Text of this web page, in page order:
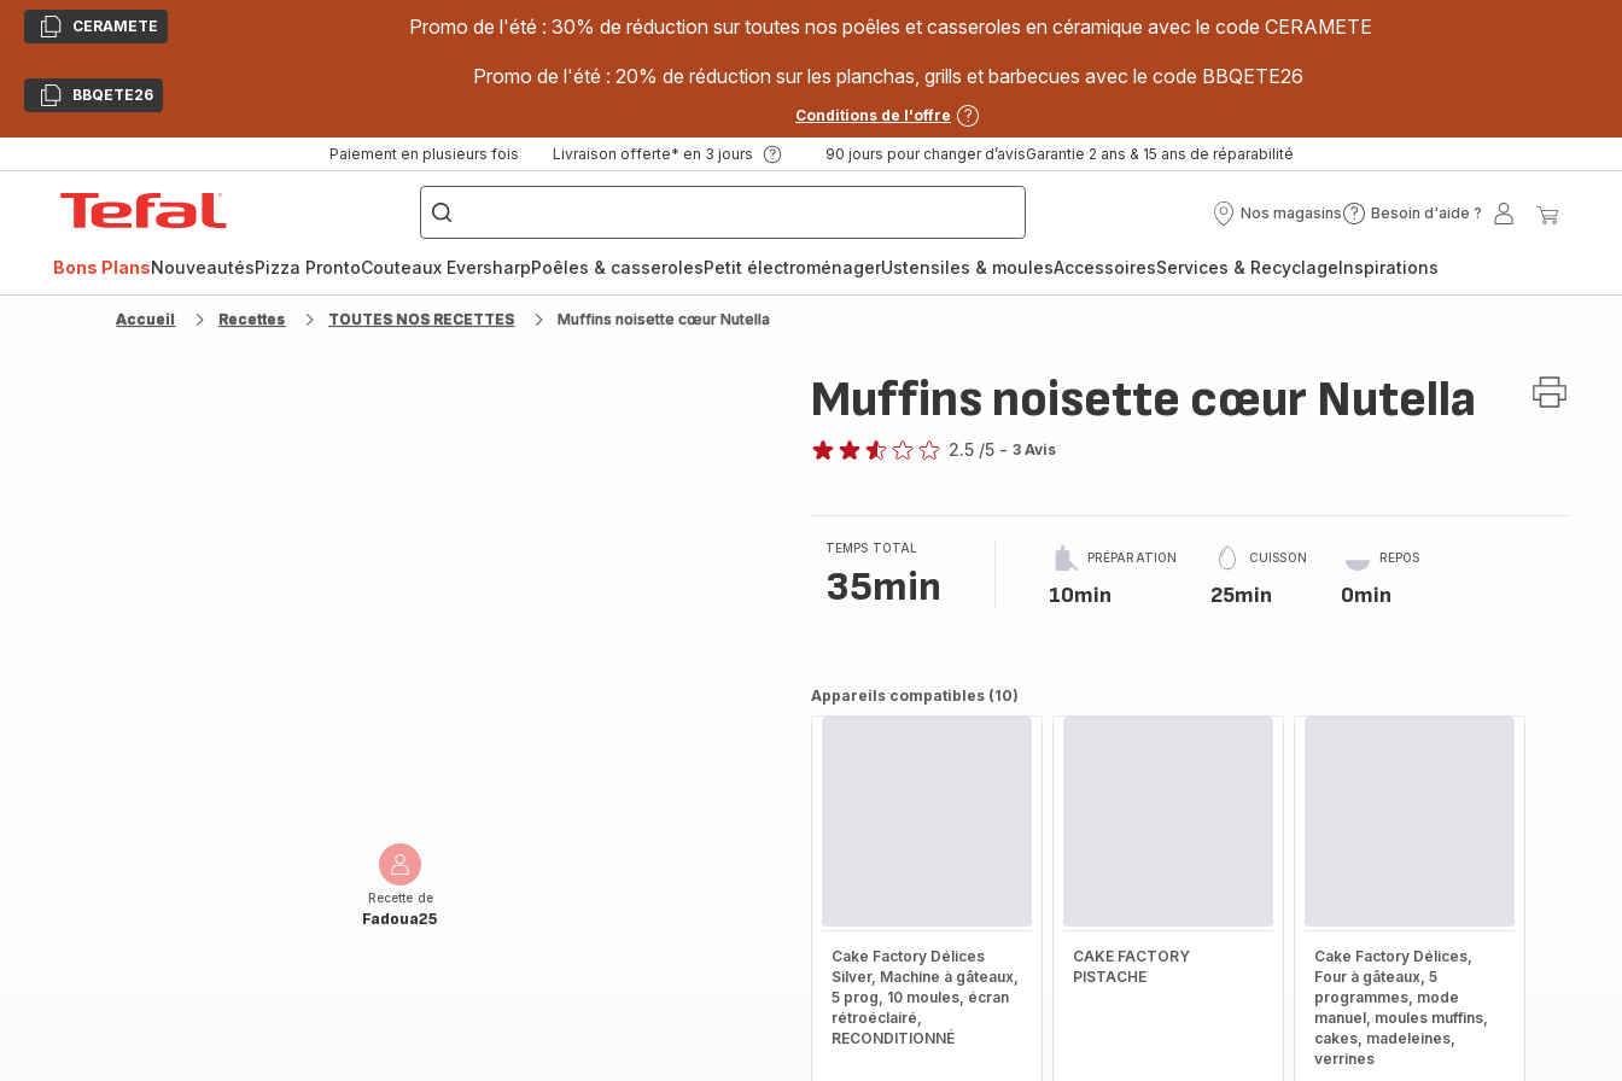
CopierCERAMETE Promo de l'été : 30% de réduction sur toutes nos poêles et casseroles en céramique avec le code CERAMETE
CopierBBQETE26
Promo de l'été : 20% de réduction sur les planchas, grills et barbecues avec le code BBQETE26
Conditions de l'offre
Paiement en plusieurs fois Livraison offerte* en 3 jours 90 jours pour changer d’avisGarantie 2 ans & 15 ans de réparabilité
["Poêles
inox,
Cake
Factory,
Nos magasins
Nos
Besoin d'aide ?
Besoin
?
Mon
Bons PlansNouveautésPizza ProntoCouteaux EversharpPoêles & casserolesPetit électroménagerUstensiles & moulesAccessoiresServices & RecyclageInspirations
Accueil Recettes TOUTES NOS RECETTES Muffins noisette cœur Nutella
Recette de
Fadoua25
Muffins noisette cœur Nutella
2.5 /5 - 3 Avis
TEMPS TOTAL
35min
PRÉPARATION
10min
CUISSON
25min
REPOS
0min
Appareils compatibles (10)
Cake Factory Délices
Silver, Machine à gâteaux,
5 prog, 10 moules, écran
rétroéclairé,
RECONDITIONNÉ
CAKE FACTORY
PISTACHE
Cake Factory Délices,
Four à gâteaux, 5
programmes, mode
manuel, moules muffins,
cakes, madeleines,
verrines